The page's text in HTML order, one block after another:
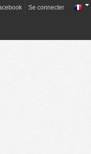
Se connecter